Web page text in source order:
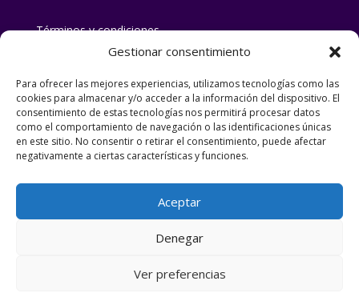
Gestionar consentimiento
Para ofrecer las mejores experiencias, utilizamos tecnologías como las
cookies para almacenar y/o acceder a la información del dispositivo. El
consentimiento de estas tecnologías nos permitirá procesar datos
como el comportamiento de navegación o las identificaciones únicas
en este sitio. No consentir o retirar el consentimiento, puede afectar
negativamente a ciertas características y funciones.
Aceptar
Denegar
Ver preferencias
Términos y condiciones
Número de licencia/registro: CR/CO00242
Tu casa rural en Priego de Córdoba en la
Subbética Cordobesa
© Casa rural «Lirio rural» |
Argamasa